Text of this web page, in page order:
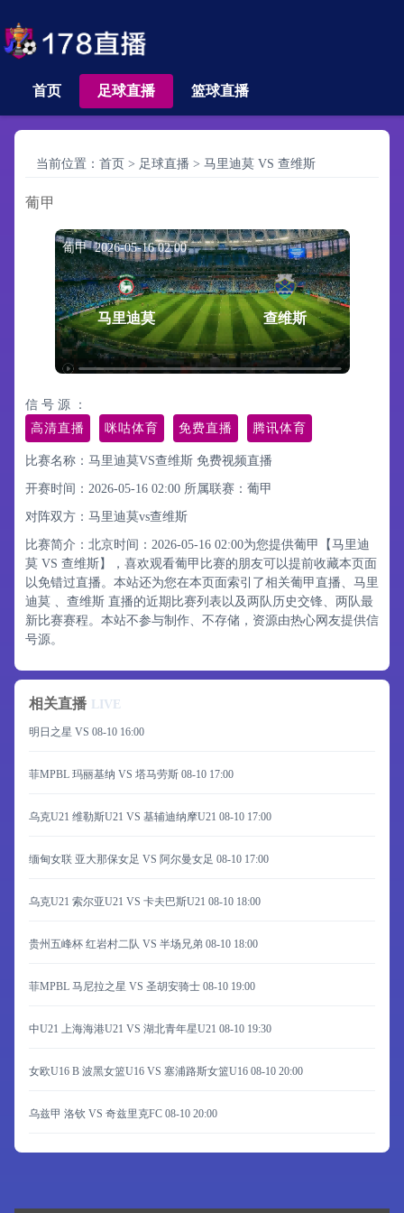
首页 足球直播 篮球直播
当前位置： 首页 > 足球直播 > 马里迪莫 VS 查维斯
葡甲
葡甲 2026-05-16 02:00
马里迪莫 查维斯
信 号 源 ：
高清直播
咪咕体育 免费直播 腾讯体育
比赛名称：马里迪莫VS查维斯 免费视频直播
开赛时间：2026-05-16 02:00 所属联赛： 葡甲
对阵双方：马里迪莫vs查维斯
比赛简介：北京时间：2026-05-16 02:00为您提供葡甲【马里迪
莫 VS 查维斯】，喜欢观看葡甲比赛的朋友可以提前收藏本页面
以免错过直播。本站还为您在本页面索引了相关葡甲直播、马里
迪莫 、查维斯 直播的近期比赛列表以及两队历史交锋、两队最
新比赛赛程。本站不参与制作、不存储，资源由热心网友提供信
号源。
相关直播 LIVE
明日之星 VS 08-10 16:00
菲MPBL 玛丽基纳 VS 塔马劳斯 08-10 17:00
乌克U21 维勒斯U21 VS 基辅迪纳摩U21 08-10 17:00
缅甸女联 亚大那保女足 VS 阿尔曼女足 08-10 17:00
乌克U21 索尔亚U21 VS 卡夫巴斯U21 08-10 18:00
贵州五峰杯 红岩村二队 VS 半场兄弟 08-10 18:00
菲MPBL 马尼拉之星 VS 圣胡安骑士 08-10 19:00
中U21 上海海港U21 VS 湖北青年星U21 08-10 19:30
女欧U16 B 波黑女篮U16 VS 塞浦路斯女篮U16 08-10 20:00
乌兹甲 洛钦 VS 奇兹里克FC 08-10 20:00